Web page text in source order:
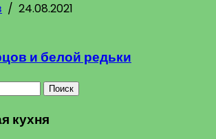
/ 24.08.2021
и белой редьки
Поиск
кухня